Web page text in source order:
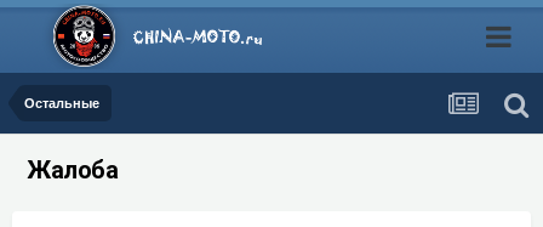
Остальные
Жалоба